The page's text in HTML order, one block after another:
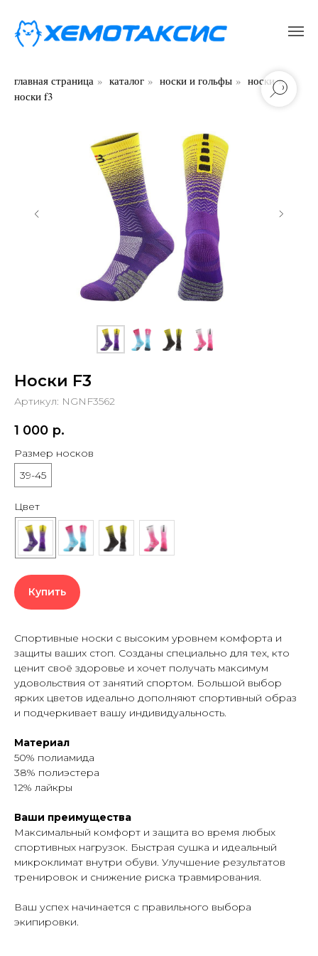
главная страница » каталог » носки и гольфы » носки »
носки f3
Носки F3
Артикул: NGNF3562
1 000 р.
Размер носков
39-45
Цвет
Купить
Cпортивные носки с высоким уровнем комфорта и
защиты ваших стоп. Созданы специально для тех, кто
ценит своё здоровье и хочет получать максимум
удовольствия от занятий спортом. Большой выбор
ярких цветов идеально дополняют спортивный образ
и подчеркивает вашу индивидуальность.
Материал
50% полиамида
38% полиэстера
12% лайкры
Ваши преимущества
Максимальный комфорт и защита во время любых
спортивных нагрузок. Быстрая сушка и идеальный
микроклимат внутри обуви. Улучшение результатов
тренировок и снижение риска травмирования.
Ваш успех начинается с правильного выбора
экипировки.